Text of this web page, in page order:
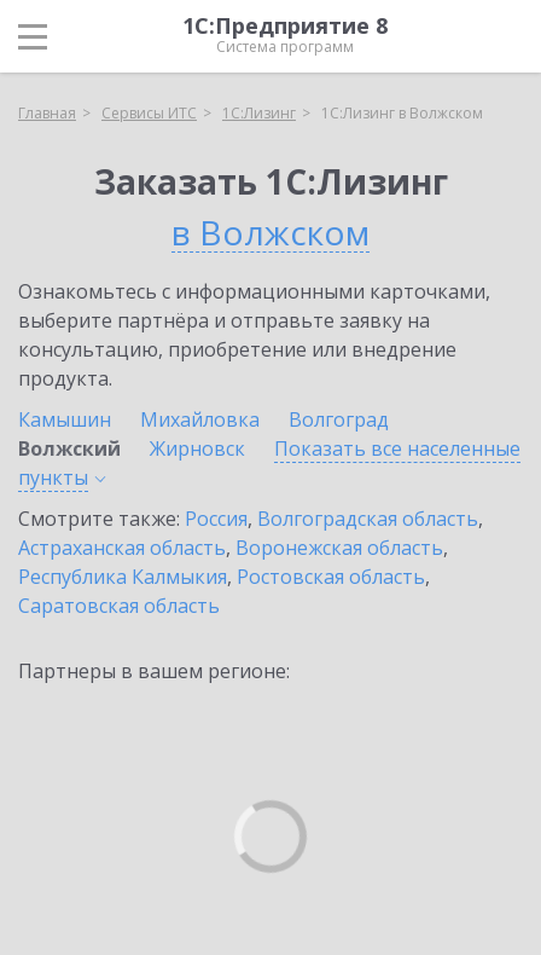
1С:Предприятие 8
Система программ
Главная Сервисы ИТС 1С:Лизинг 1С:Лизинг в Волжском
Заказать 1С:Лизинг
в Волжском
Ознакомьтесь с информационными карточками,
выберите партнёра и отправьте заявку на
консультацию, приобретение или внедрение
продукта.
Камышин
Михайловка
Волгоград
Волжский
Жирновск
Показать все населенные
пункты
Смотрите также: Россия, Волгоградская область,
Астраханская область, Воронежская область,
Республика Калмыкия, Ростовская область,
Саратовская область
Партнеры в вашем регионе: